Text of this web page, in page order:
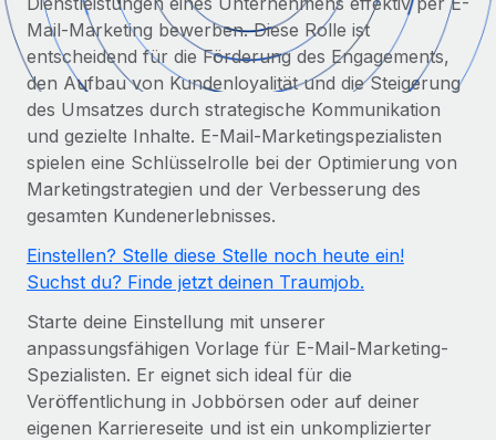
Globales Onboarding und Verwalten von
Freelancer:innen
PEO
Auslagern von komplexen HR-Aufgaben
INFRASTRUKTUR
Remote Embedded
Plattform
Integrierte HR-Kernfunktionen für dein Team
Verknüpfen Neu
Verknüpfung beliebiger KI-Tools mit Remote über unser
MCP
WACHSTUMSPHASE
Startups
Agile HR- und Payroll-Lösungen für wachsende
Mittelstand
Maßgeschneiderte HR-Lösungen, um Teams zu
vergrößern
Enterprise
Globale HR für Konzerne und Großunternehmen
PARTNER WERDEN
Strategische Technologiepartner
Gesamtbeschäftigungskosten
Honorarzahlungen berechnen
Informationen zu möglichen Währungen und
Abwicklungsfristen für globale Freelancer:innen
LERNEN MIT REMOTE
Fallstudien
HR-Glossar
Checklisten und Vorlagen
Bibliothek für Stellenbeschreibungen
Nederlands
Français
Deutsch
Español
Italiano
日本語
한국어
Anmelden
Mail-Marketing bewerben. Diese Rolle ist
entscheidend für die Förderung des Engagements,
den Aufbau von Kundenloyalität und die Steigerung
des Umsatzes durch strategische Kommunikation
und gezielte Inhalte. E-Mail-Marketingspezialisten
spielen eine Schlüsselrolle bei der Optimierung von
Marketingstrategien und der Verbesserung des
gesamten Kundenerlebnisses.
Einstellen? Stelle diese Stelle noch heute ein!
Suchst du? Finde jetzt deinen Traumjob.
Starte deine Einstellung mit unserer
anpassungsfähigen Vorlage für E-Mail-Marketing-
Spezialisten. Er eignet sich ideal für die
Veröffentlichung in Jobbörsen oder auf deiner
eigenen Karriereseite und ist ein unkomplizierter